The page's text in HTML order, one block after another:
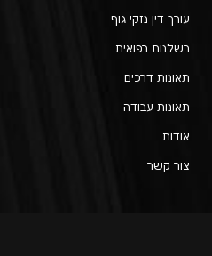
עורך דין נזקי גוף
רשלנות רפואית
תאונות דרכים
תאונות עבודה
אודות
צור קשר